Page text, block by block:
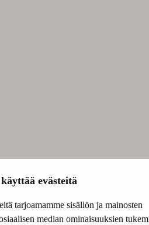
evästeitä
tarjoamamme sisällön ja mainosten
median ominaisuuksien